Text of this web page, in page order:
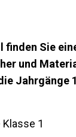
finden Sie
und
Jahrgänge
1